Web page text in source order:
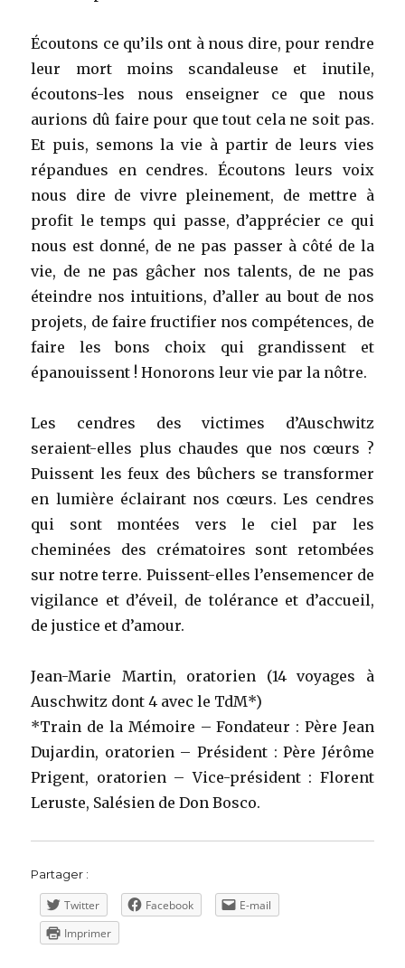
Écoutons ce qu’ils ont à nous dire, pour rendre
leur mort moins scandaleuse et inutile,
écoutons-les nous enseigner ce que nous
aurions dû faire pour que tout cela ne soit pas.
Et puis, semons la vie à partir de leurs vies
répandues en cendres. Écoutons leurs voix
nous dire de vivre pleinement, de mettre à
profit le temps qui passe, d’apprécier ce qui
nous est donné, de ne pas passer à côté de la
vie, de ne pas gâcher nos talents, de ne pas
éteindre nos intuitions, d’aller au bout de nos
projets, de faire fructifier nos compétences, de
faire les bons choix qui grandissent et
épanouissent ! Honorons leur vie par la nôtre.
Les cendres des victimes d’Auschwitz
seraient-elles plus chaudes que nos cœurs ?
Puissent les feux des bûchers se transformer
en lumière éclairant nos cœurs. Les cendres
qui sont montées vers le ciel par les
cheminées des crématoires sont retombées
sur notre terre. Puissent-elles l’ensemencer de
vigilance et d’éveil, de tolérance et d’accueil,
de justice et d’amour.
Jean-Marie Martin, oratorien (14 voyages à
Auschwitz dont 4 avec le TdM*)
*Train de la Mémoire – Fondateur : Père Jean
Dujardin, oratorien – Président : Père Jérôme
Prigent, oratorien – Vice-président : Florent
Leruste, Salésien de Don Bosco.
Partager :
Twitter Facebook
E-mail
Imprimer